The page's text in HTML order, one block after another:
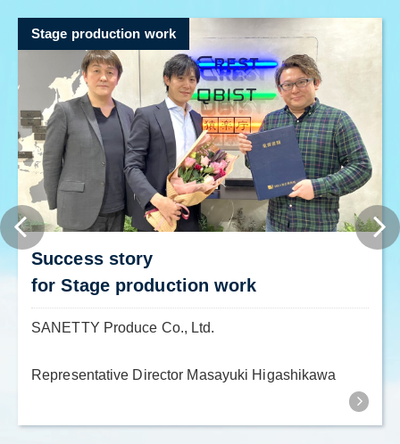
Stage production work
Success story
for Stage production work
SANETTY Produce Co., Ltd.
Representative Director Masayuki Higashikawa